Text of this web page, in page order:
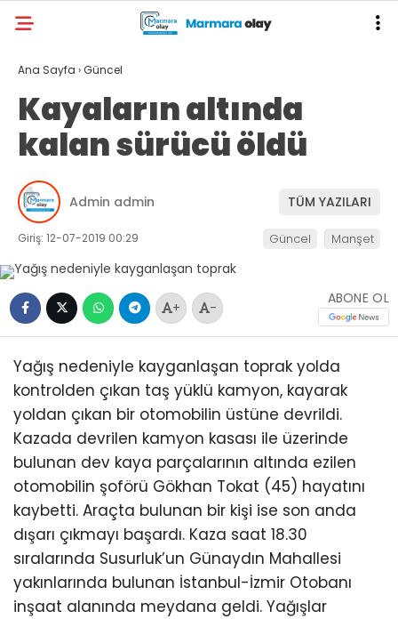
Ana Sayfa ›Güncel
Kayaların altında
kalan sürücü öldü
Admin admin TÜM YAZILARI
Giriş: 12-07-2019 00:29 Güncel Manşet
+ -
ABONE OL
Yağış nedeniyle kayganlaşan toprak yolda
kontrolden çıkan taş yüklü kamyon, kayarak
yoldan çıkan bir otomobilin üstüne devrildi.
Kazada devrilen kamyon kasası ile üzerinde
bulunan dev kaya parçalarının altında ezilen
otomobilin şoförü Gökhan Tokat (45) hayatını
kaybetti. Araçta bulunan bir kişi ise son anda
dışarı çıkmayı başardı. Kaza saat 18.30
sıralarında Susurluk’un Günaydın Mahallesi
yakınlarında bulunan İstanbul-İzmir Otobanı
inşaat alanında meydana geldi. Yağışlar